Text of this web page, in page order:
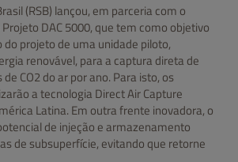
(RSB) lançou, em parceria com o
Projeto DAC 5000, que tem como objetivo
projeto de uma unidade piloto,
renovável, para a captura direta de
CO2 do ar por ano. Para isto, os
a tecnologia Direct Air Capture
Latina. Em outra frente inovadora, o
de injeção e armazenamento
de subsuperfície, evitando que retorne